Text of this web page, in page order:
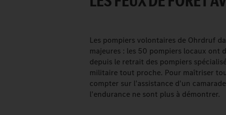
Les pompiers volontaires de Ohrdruf
majeures : les 50 pompiers locaux ont
depuis le retrait des pompiers
militaire tout proche. Pour maîtriser
compter sur l'assistance d'un
l'endurance ne sont plus à démontrer.